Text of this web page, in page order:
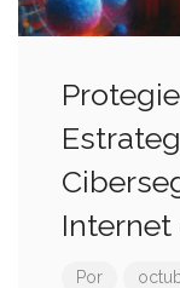
Internet
Por